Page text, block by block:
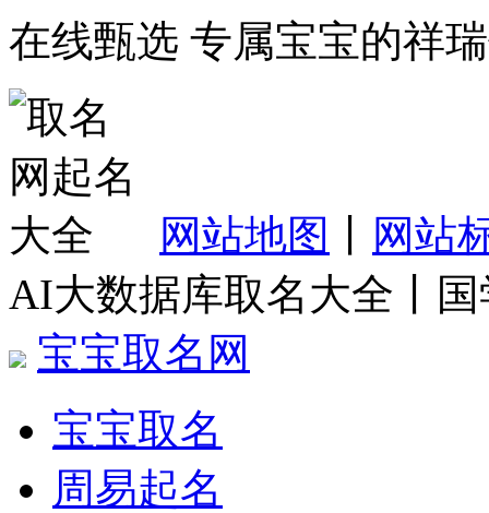
在线甄选 专属宝宝的祥
网站地图
网站
AI大数据库取名大全丨
宝宝取名网
宝宝取名
周易起名